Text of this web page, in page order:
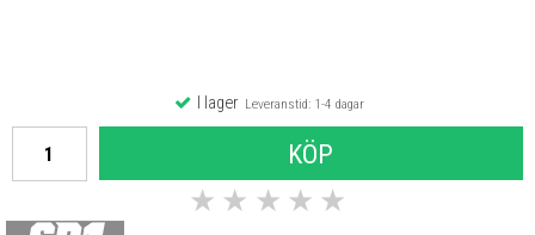
I lagerLeveranstid: 1-4 dagar
KÖP
★ ★ ★ ★ ★